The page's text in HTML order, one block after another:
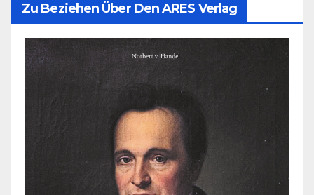
Zu Beziehen Über Den ARES Verlag